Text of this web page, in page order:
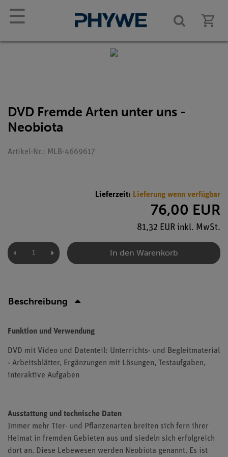
☰
DVD Fremde Arten unter uns -
Neobiota
Artikel-Nr.: MLB-4669617
Lieferzeit: Lieferung wenn verfügbar
76,00 EUR
81,32 EUR inkl. MwSt.
In den Warenkorb
Beschreibung
Funktion und Verwendung
DVD mit Video und Datenteil: Unterrichts- und Begleitmaterial
- Arbeitsblätter, Ergänzungen mit Lösungen, Testaufgaben,
interaktive Aufgaben
Ausstattung und technische Daten
Immer mehr Tier- und Pflanzenarten breiten sich fern ihrer
Heimat in fremden Gebieten aus und siedeln sich erfolgreich
dort an. Diese Lebewesen werden Neobiota genannt. Es ist